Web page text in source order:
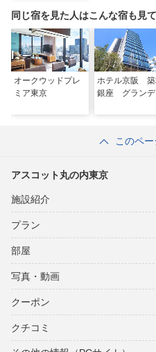
同じ宿を見た人はこんな宿も見
オークウッドプレ
ミア東京
ホテル京阪 築
銀座 グランデ
このペ
アスコット丸の内東京
施設紹介
プラン
部屋
写真・動画
クーポン
クチコミ